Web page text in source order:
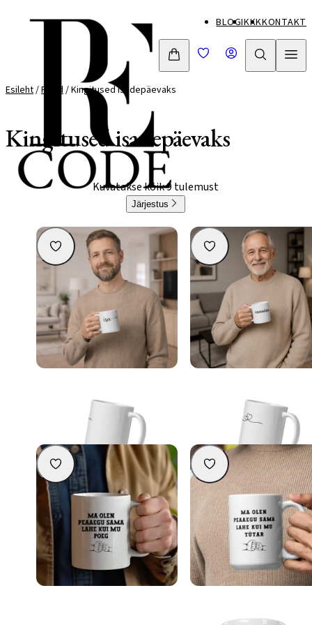
BLOGIKKKKONTAKT
Esileht/Pood/ Kingitused isadepäevaks
Kingitused isadepäevaks
Kuvatakse kõik 9 tulemust
Järjestus
16,90€ 16,90€
Lisa korvi
kui mu tütar”